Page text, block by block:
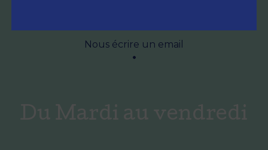
Nous écrire un email